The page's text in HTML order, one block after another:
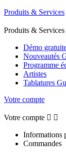
Produits & Services
Produits & Services
Démo
Nouveautés
Programme
Artistes
Tablatures
Votre compte
Votre compte  
Informations
Commandes